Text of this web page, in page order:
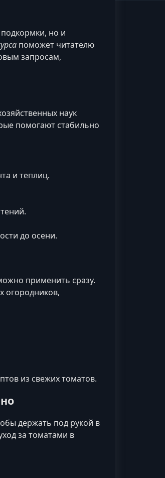
но и
поможет читателю
запросам,
наук
помогают стабильно
и теплиц.
до осени.
применить сразу.
огородников,
из свежих томатов.
держать под рукой в
за томатами в